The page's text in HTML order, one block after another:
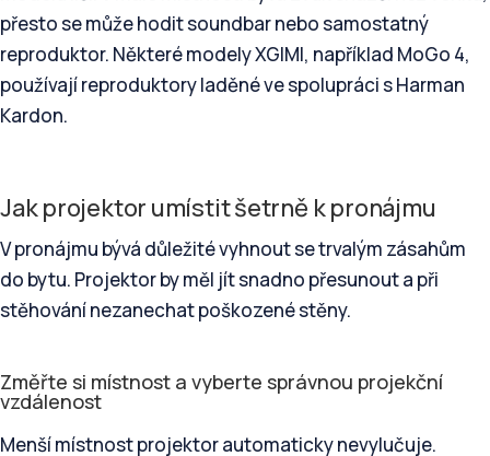
přesto se může hodit soundbar nebo samostatný
reproduktor. Některé modely XGIMI, například MoGo 4,
používají reproduktory laděné ve spolupráci s Harman
Kardon.
Jak projektor umístit šetrně k pronájmu
V pronájmu bývá důležité vyhnout se trvalým zásahům
do bytu. Projektor by měl jít snadno přesunout a při
stěhování nezanechat poškozené stěny.
Změřte si místnost a vyberte správnou projekční
vzdálenost
Menší místnost projektor automaticky nevylučuje.